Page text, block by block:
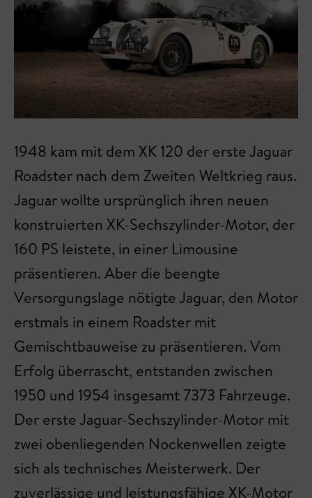
1948 kam mit dem XK 120 der erste Jaguar
Roadster nach dem Zweiten Weltkrieg raus.
Jaguar wollte ursprünglich ihren neuen
konstruierten XK-Sechszylinder-Motor, der
160 PS leistete, in einer Limousine
präsentieren. Aber die beengte
Versorgungslage nötigte Jaguar, den Motor
erstmals in einem Roadster mit
Gemischtbauweise zu präsentieren. Vom
Erfolg überrascht, entstanden zwischen
1950 und 1954 insgesamt 7373 Fahrzeuge.
Der erste Jaguar-Sechszylinder-Motor mit
zwei obenliegenden Nockenwellen zeigte
sich als technisches Meisterwerk. Der
zuverlässige und leistungsfähige XK-Motor